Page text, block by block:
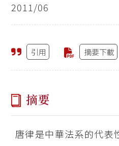
2011/06
引用 摘要下載
摘要
唐律是中華法系的代表